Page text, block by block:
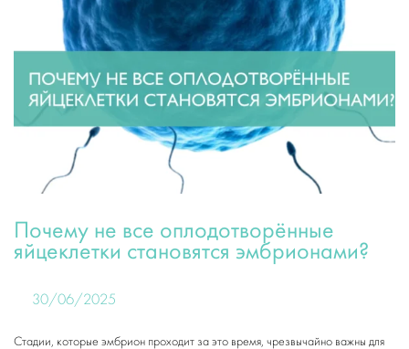
Почему не все оплодотворённые
яйцеклетки становятся эмбрионами?
30/06/2025
Стадии, которые эмбрион проходит за это время, чрезвычайно важны для